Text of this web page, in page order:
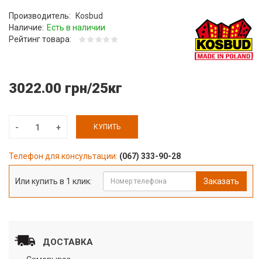
Производитель:
Kosbud
Наличие: Есть в наличии
Рейтинг товара:
3022.00 грн/25кг
КУПИТЬ
Телефон для консультации: (067) 333-90-28
Или купить в 1 клик: Заказать
ДОСТАВКА